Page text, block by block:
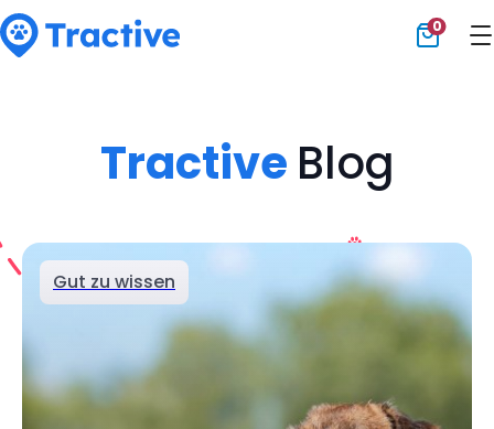
0
Tractive Blog
Gut zu wissen